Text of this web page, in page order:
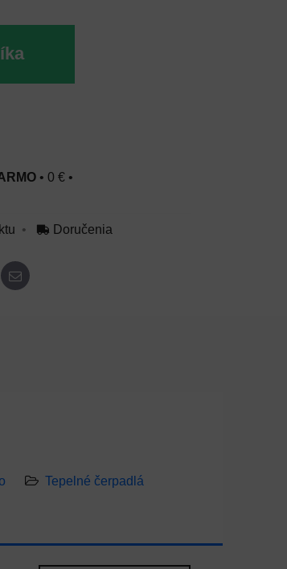
• 0 € •
Doručenia
E-mail
Tepelné čerpadlá